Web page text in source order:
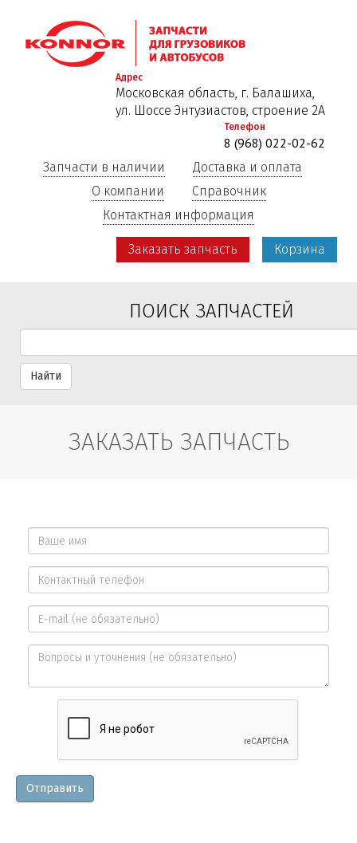
к
основному
Адрес
Московская область, г. Балашиха,
ул. Шоссе Энтузиастов, строение 2А
Телефон
8 (968) 022-02-62
Запчасти в наличии
Доставка и оплата
О компании
Справочник
Контактная информация
Заказать запчасть Корзина
ПОИСК ЗАПЧАСТЕЙ
Найти
ЗАКАЗАТЬ ЗАПЧАСТЬ
Ваше
имя
*
Контактный
телефон
*
E-
mail
Вопросы
уточнения
Отправить